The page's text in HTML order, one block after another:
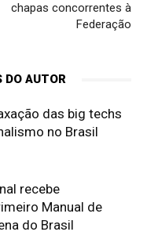
chapas concorrentes à
Federação
DO AUTOR
das big techs
no Brasil
recebe
Manual de
do Brasil